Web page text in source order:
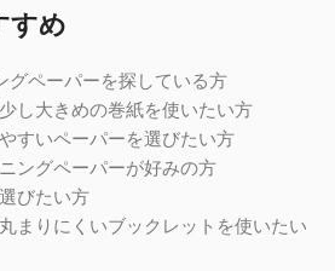
すめ
ペーパーを探している方
し大きめの巻紙を使いたい方
すいペーパーを選びたい方
ングペーパーが好みの方
びたい方
まりにくいブックレットを使いたい